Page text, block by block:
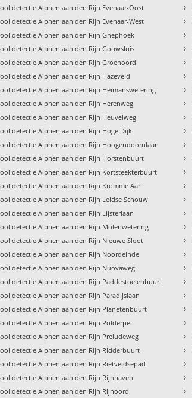
detectie Alphen aan den Rijn Evenaar-Oost
detectie Alphen aan den Rijn Evenaar-West
detectie Alphen aan den Rijn Gnephoek
detectie Alphen aan den Rijn Gouwsluis
detectie Alphen aan den Rijn Groenoord
detectie Alphen aan den Rijn Hazeveld
detectie Alphen aan den Rijn Heimanswetering
detectie Alphen aan den Rijn Herenweg
detectie Alphen aan den Rijn Heuvelweg
detectie Alphen aan den Rijn Hoge Dijk
detectie Alphen aan den Rijn Hoogendoornlaan
detectie Alphen aan den Rijn Horstenbuurt
detectie Alphen aan den Rijn Kortsteekterbuurt
detectie Alphen aan den Rijn Kromme Aar
detectie Alphen aan den Rijn Leidse Schouw
detectie Alphen aan den Rijn Lijsterlaan
detectie Alphen aan den Rijn Molenwetering
detectie Alphen aan den Rijn Nieuwe Sloot
detectie Alphen aan den Rijn Noordeinde
detectie Alphen aan den Rijn Nuovaweg
detectie Alphen aan den Rijn Paddestoelenbuurt
detectie Alphen aan den Rijn Paradijslaan
detectie Alphen aan den Rijn Planetenbuurt
detectie Alphen aan den Rijn Polderpeil
detectie Alphen aan den Rijn Preludeweg
detectie Alphen aan den Rijn Ridderbuurt
detectie Alphen aan den Rijn Rietveldsepad
detectie Alphen aan den Rijn Rijnhaven
detectie Alphen aan den Rijn Rijnoord
›
›
›
›
›
›
›
›
›
›
›
›
›
›
›
›
›
›
›
›
›
›
›
›
›
›
›
›
›